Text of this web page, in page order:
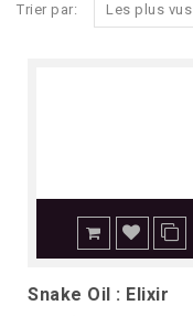
Trier par: Les plus vus
Snake Oil : Elixir